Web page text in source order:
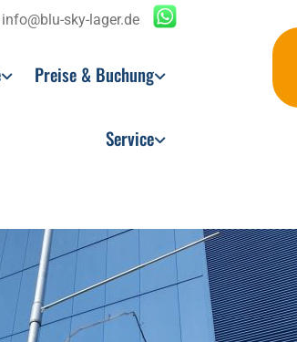
info@blu-sky-lager.de
Preise & Buchung
Service